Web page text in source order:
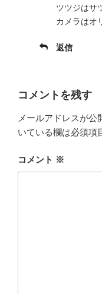
ツツジはサ
カメラはオ
返信
コメントを残す
メールアドレスが公
いている欄は必須項
コメント ※